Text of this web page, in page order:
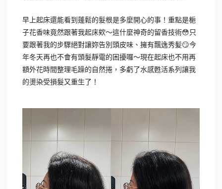
早上起床還能看到蓬鬆的髮根是多麼開心的事！重點是梔
子花香味竟然跟著我起床欸～這什麼神奇的留香技術😳只
要跟著我的步驟絕對讓妳告別頭皮味、擁有飄逸秀髪😏今
年冬天再也不會有頭髮靜電的困擾囉～現在起床也不用再
額外花時間整理毛躁的自然捲，多虧了水感甦活系列讓我
的燙染受損髮又重生了！